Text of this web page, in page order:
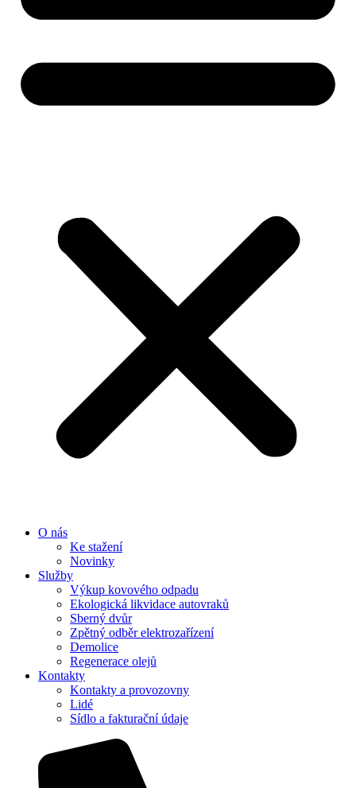
O nás
Ke stažení
Novinky
Služby
Výkup kovového odpadu
Ekologická likvidace autovraků
Sberný dvůr
Zpětný odběr elektrozařízení
Demolice
Regenerace olejů
Kontakty
Kontakty a provozovny
Lidé
Sídlo a fakturační údaje